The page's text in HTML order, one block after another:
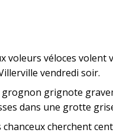
voleurs véloces volent
vendredi soir.
grignote
dans une grotte
chanceux cherchent